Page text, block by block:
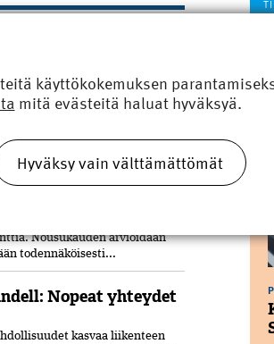
asiantuntijoiden mukaan
on myös vaihtelevaa ja
helpotuksia. Suomea
parempi.
keväästä ja ennakoi
Nousukauden arvioidaan
todennäköisesti...
Nopeat yhteydet
kasvaa liikenteen
käyttökokemuksen
mitä evästeitä haluat hyväksyä.
Hyväksy vain välttämättömät